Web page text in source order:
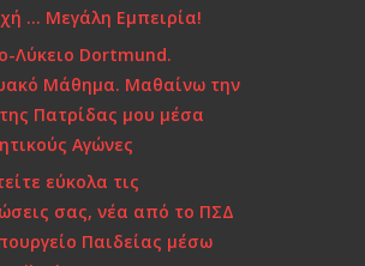
… Μεγάλη Εμπειρία!
Λύκειο Dortmund.
Μάθημα. Μαθαίνω την
Πατρίδας μου μέσα
Αγώνες
εύκολα τις
σας, νέα από το ΠΣΔ
Παιδείας μέσω